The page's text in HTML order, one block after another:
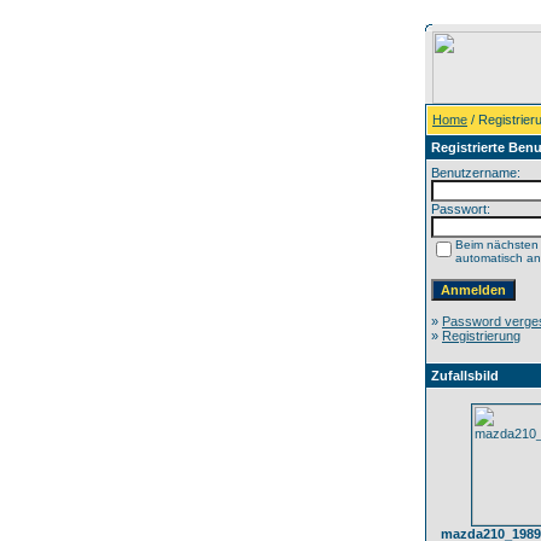
Home /
Registrierte
Benutzername:
Passwort:
Beim nächsten
automatisch
» Password
» Registrierung
Zufallsbild